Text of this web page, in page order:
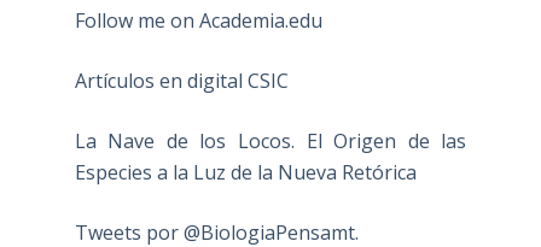
Follow me on Academia.edu
Artículos en digital CSIC
La Nave de los Locos. El Origen de las
Especies a la Luz de la Nueva Retórica
Tweets por @BiologiaPensamt.